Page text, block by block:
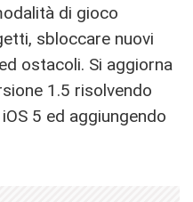
di gioco
sbloccare nuovi
ostacoli. Si aggiorna
1.5 risolvendo
5 ed aggiungendo